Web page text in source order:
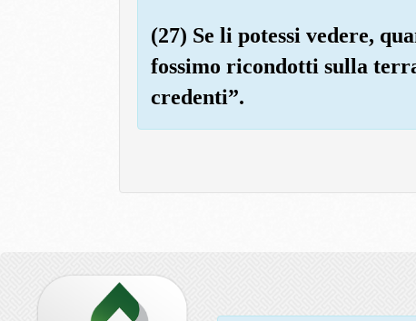
(27) Se li potessi vedere,
fossimo ricondotti sulla
credenti”.